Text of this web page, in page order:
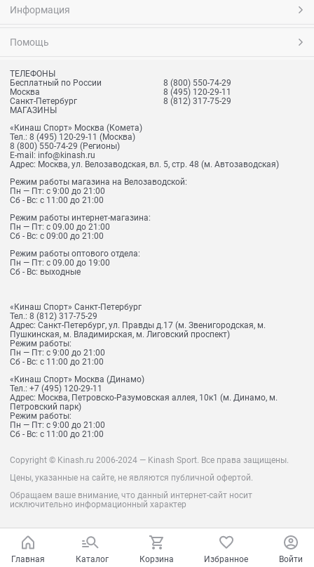
Информация
Помощь
ТЕЛЕФОНЫ
Бесплатный по России
8 (800) 550-74-29
Москва
8 (495) 120-29-11
Санкт-Петербург
8 (812) 317-75-29
МАГАЗИНЫ
«Кинаш Спорт» Москва (Комета)
Тел.: 8 (495) 120-29-11 (Москва)
8 (800) 550-74-29 (Регионы)
E-mail: info@kinash.ru
Адрес: Москва, ул. Велозаводская, вл. 5, стр. 48 (м. Автозаводская)
Режим работы магазина на Велозаводской:
Пн — Пт: с 9:00 до 21:00
Сб - Вс: с 11:00 до 21:00
Режим работы интернет-магазина:
Пн — Пт: с 09.00 до 21:00
Сб - Вс: с 09:00 до 21:00
Режим работы оптового отдела:
Пн — Пт: с 09.00 до 19:00
Сб - Вс: выходные
«Кинаш Спорт» Санкт-Петербург
Тел.: 8 (812) 317-75-29
Адрес: Санкт-Петербург, ул. Правды д.17 (м. Звенигородская, м.
Пушкинская, м. Владимирская, м. Лиговский проспект)
Режим работы:
Пн — Пт: с 9:00 до 21:00
Сб - Вс: с 11:00 до 21:00
«Кинаш Спорт» Москва (Динамо)
Тел.: +7 (495) 120-29-11
Адрес: Москва, Петровско-Разумовская аллея, 10к1 (м. Динамо, м.
Петровский парк)
Режим работы:
Пн — Пт: с 9:00 до 21:00
Сб - Вс: с 11:00 до 21:00
Copyright © Kinash.ru 2006-2024 — Kinash Sport. Все права защищены.
Цены, указанные на сайте, не являются публичной офертой.
Обращаем ваше внимание, что данный интернет-сайт носит
исключительно информационный характер
Главная Каталог Корзина Избранное Войти